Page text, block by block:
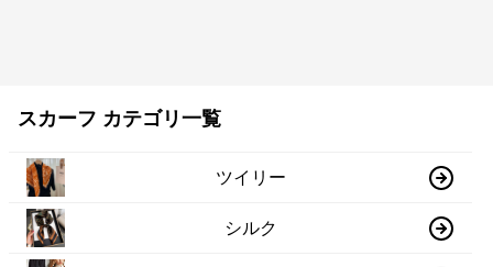
スカーフ カテゴリ一覧
ツイリー
シルク